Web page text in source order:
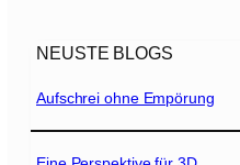
NEUSTE BLOGS
Aufschrei ohne Empörung